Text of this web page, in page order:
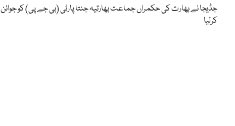
جڈیجا نے بھارت کی حکمراں جماعت بھارتیہ جنتا پارٹی (بی جے پی) کو جوائن
کرلیا